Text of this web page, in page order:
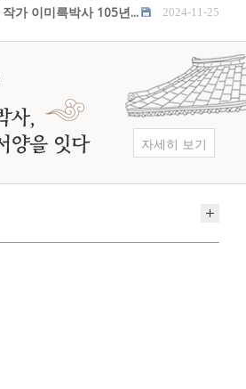
가 이미륵박사 105년... 2024-11-25
자세히 보기